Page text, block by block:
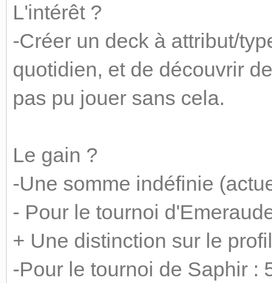
L'intérêt ?
-Créer un deck à attribut/
quotidien, et de découvrir
pas pu jouer sans cela.
Le gain ?
-Une somme indéfinie
- Pour le tournoi
+ Une distinction sur le
-Pour le tournoi de Saphir :